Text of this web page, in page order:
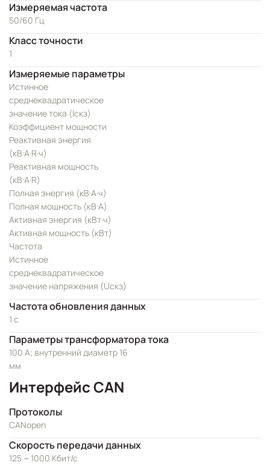
Измеряемая частота
50/60 Гц
Класс точности
1
Измеряемые параметры
Истинное
среднеквадратическое
значение тока (Iскз)
Коэффициент мощности
Реактивная энергия
(кВ·А·R·ч)
Реактивная мощность
(кВ·А·R)
Полная энергия (кВ·А·ч)
Полная мощность (кВ·А)
Активная энергия (кВт·ч)
Активная мощность (кВт)
Частота
Истинное
среднеквадратическое
значение напряжения (Uскз)
Частота обновления данных
1 с
Параметры трансформатора тока
100 А; внутренний диаметр 16
мм
Интерфейс CAN
Протоколы
CANopen
Скорость передачи данных
125 ~ 1000 Кбит/с